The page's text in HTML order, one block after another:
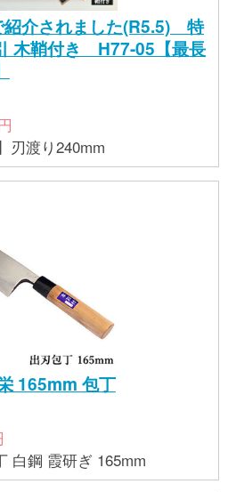
紹介されました(R5.5) 特
木鞘付き H77-05【最長
刃渡り240mm
165mm 包丁
白鋼 霞研ぎ 165mm